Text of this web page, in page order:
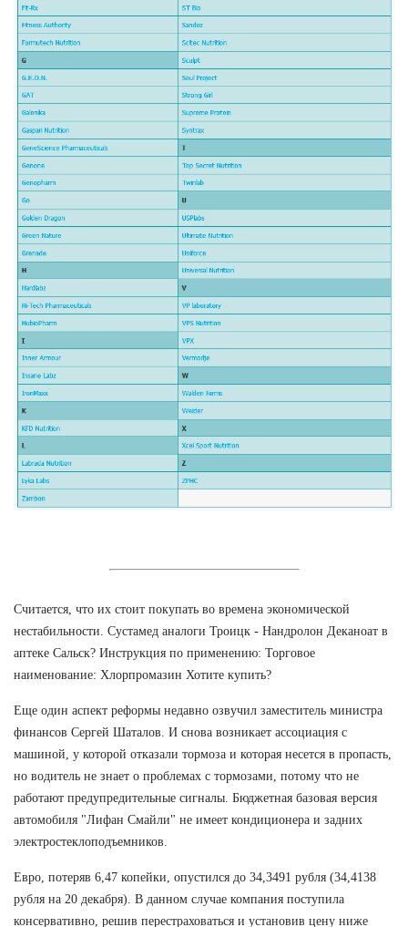
Считается, что их стоит покупать во времена экономической
нестабильности. Сустамед аналоги Троицк - Нандролон Деканоат в
аптеке Сальск? Инструкция по применению: Торговое
наименование: Хлорпромазин Хотите купить?
Еще один аспект реформы недавно озвучил заместитель министра
финансов Сергей Шаталов. И снова возникает ассоциация с
машиной, у которой отказали тормоза и которая несется в пропасть,
но водитель не знает о проблемах с тормозами, потому что не
работают предупредительные сигналы. Бюджетная базовая версия
автомобиля "Лифан Смайли" не имеет кондиционера и задних
электростеклоподъемников.
Евро, потеряв 6,47 копейки, опустился до 34,3491 рубля (34,4138
рубля на 20 декабря). В данном случае компания поступила
консервативно, решив перестраховаться и установив цену ниже